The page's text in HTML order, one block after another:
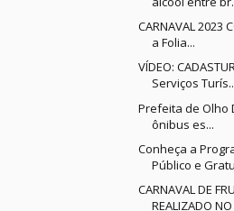
CARNAVAL 2023
a Folia...
VÍDEO:
Serviços
Prefeita de Olho
ônibus es...
Conheça a
Público e
CARNAVAL DE
REALIZADO NO